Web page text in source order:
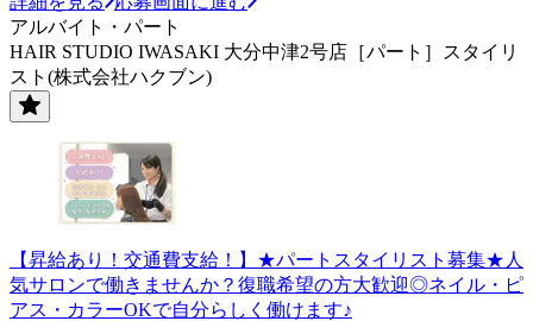
アルバイト・パート
HAIR STUDIO IWASAKI 大分中津2号店［パート］スタイリ
スト(株式会社ハクブン)
【昇給あり！交通費支給！】★パートスタイリスト募集★人
気サロンで働きませんか？復職希望の方大歓迎◎ネイル・ピ
アス・カラーOKで自分らしく働けます♪